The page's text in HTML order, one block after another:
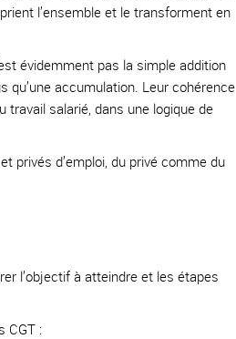
l’ensemble et le transforment en
évidemment pas la simple addition
accumulation. Leur cohérence
salarié, dans une logique de
privés d’emploi, du privé comme du
l’objectif à atteindre et les étapes
CGT :